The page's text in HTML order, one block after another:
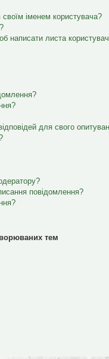
іменем користувача?
написати листа
для свого
повідомлення?
тем